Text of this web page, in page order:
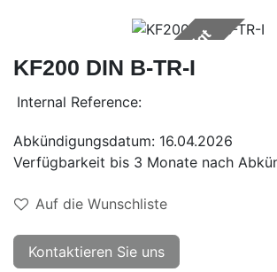
Abgekündigt
KF200 DIN B-TR-I
Internal Reference:
Abkündigungsdatum: 16.04.2026
Verfügbarkeit bis 3 Monate nach
Auf die Wunschliste
Kontaktieren Sie uns